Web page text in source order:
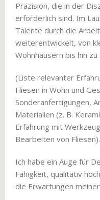
Präzision, die in der
erforderlich sind. Im
Talente durch die
weiterentwickelt, von
Wohnhäusern bis hin
(Liste relevanter
Fliesen in Wohn und
Sonderanfertigungen,
Materialien (z. B.
Erfahrung mit
Bearbeiten von Fliesen).
Ich habe ein Auge für
Fähigkeit, qualitativ
die Erwartungen